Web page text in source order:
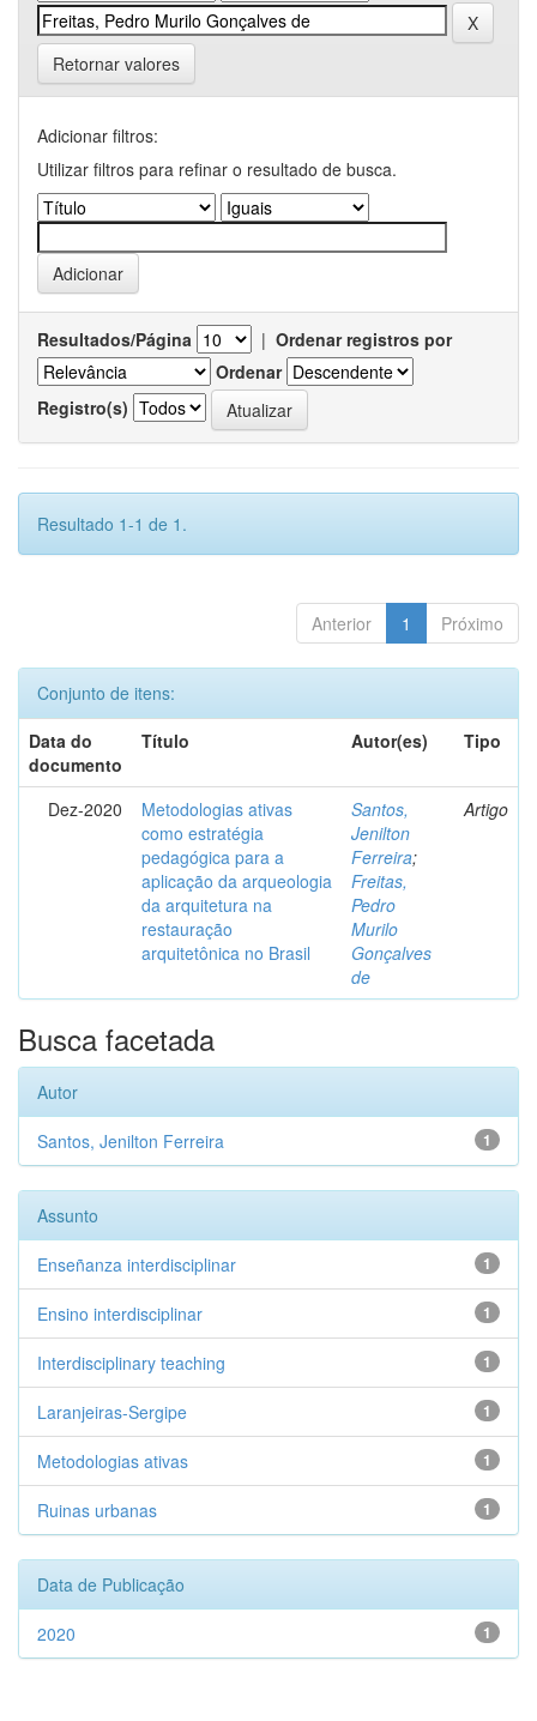
Retornar valores
Adicionar filtros:
Utilizar filtros para refinar o resultado de busca.
Resultados/Página | Ordenar registros por
Ordenar
Registro(s)
Resultado 1-1 de 1.
Anterior 1 Próximo
Conjunto de itens:
Data do
documento
Título Autor(es) Tipo
Dez-2020
Metodologias ativas
como estratégia
pedagógica para a
aplicação da arqueologia
da arquitetura na
restauração
arquitetônica no Brasil
Santos,
Jenilton
Ferreira;
Freitas,
Pedro
Murilo
Gonçalves
de
Artigo
Busca facetada
Autor
1
Santos, Jenilton Ferreira
Assunto
1
Enseñanza interdisciplinar
1
Ensino interdisciplinar
1
Interdisciplinary teaching
1
Laranjeiras-Sergipe
1
Metodologias ativas
1
Ruinas urbanas
Data de Publicação
1
2020